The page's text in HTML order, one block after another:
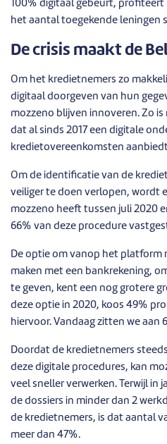
100% digitaal gebeurt, profiteert
het aantal toegekende leningen
De crisis maakt de
Om het kredietnemers zo
digitaal doorgeven van hun
mozzeno blijven innoveren. Zo
dat al sinds 2017 een digitale
kredietovereenkomsten
Om de identificatie van de
veiliger te doen verlopen, wordt
mozzeno heeft tussen juli 2020
66% van deze procedure
De optie om vanop het platform
maken met een bankrekening,
te geven, kent een nog grotere
deze optie in 2020, koos 49%
hiervoor. Vandaag zitten we aan
Doordat de kredietnemers
deze digitale procedures, kan
veel sneller verwerken. Terwijl in
de dossiers in minder dan 2
de kredietnemers, is dat aantal
meer dan 47%.